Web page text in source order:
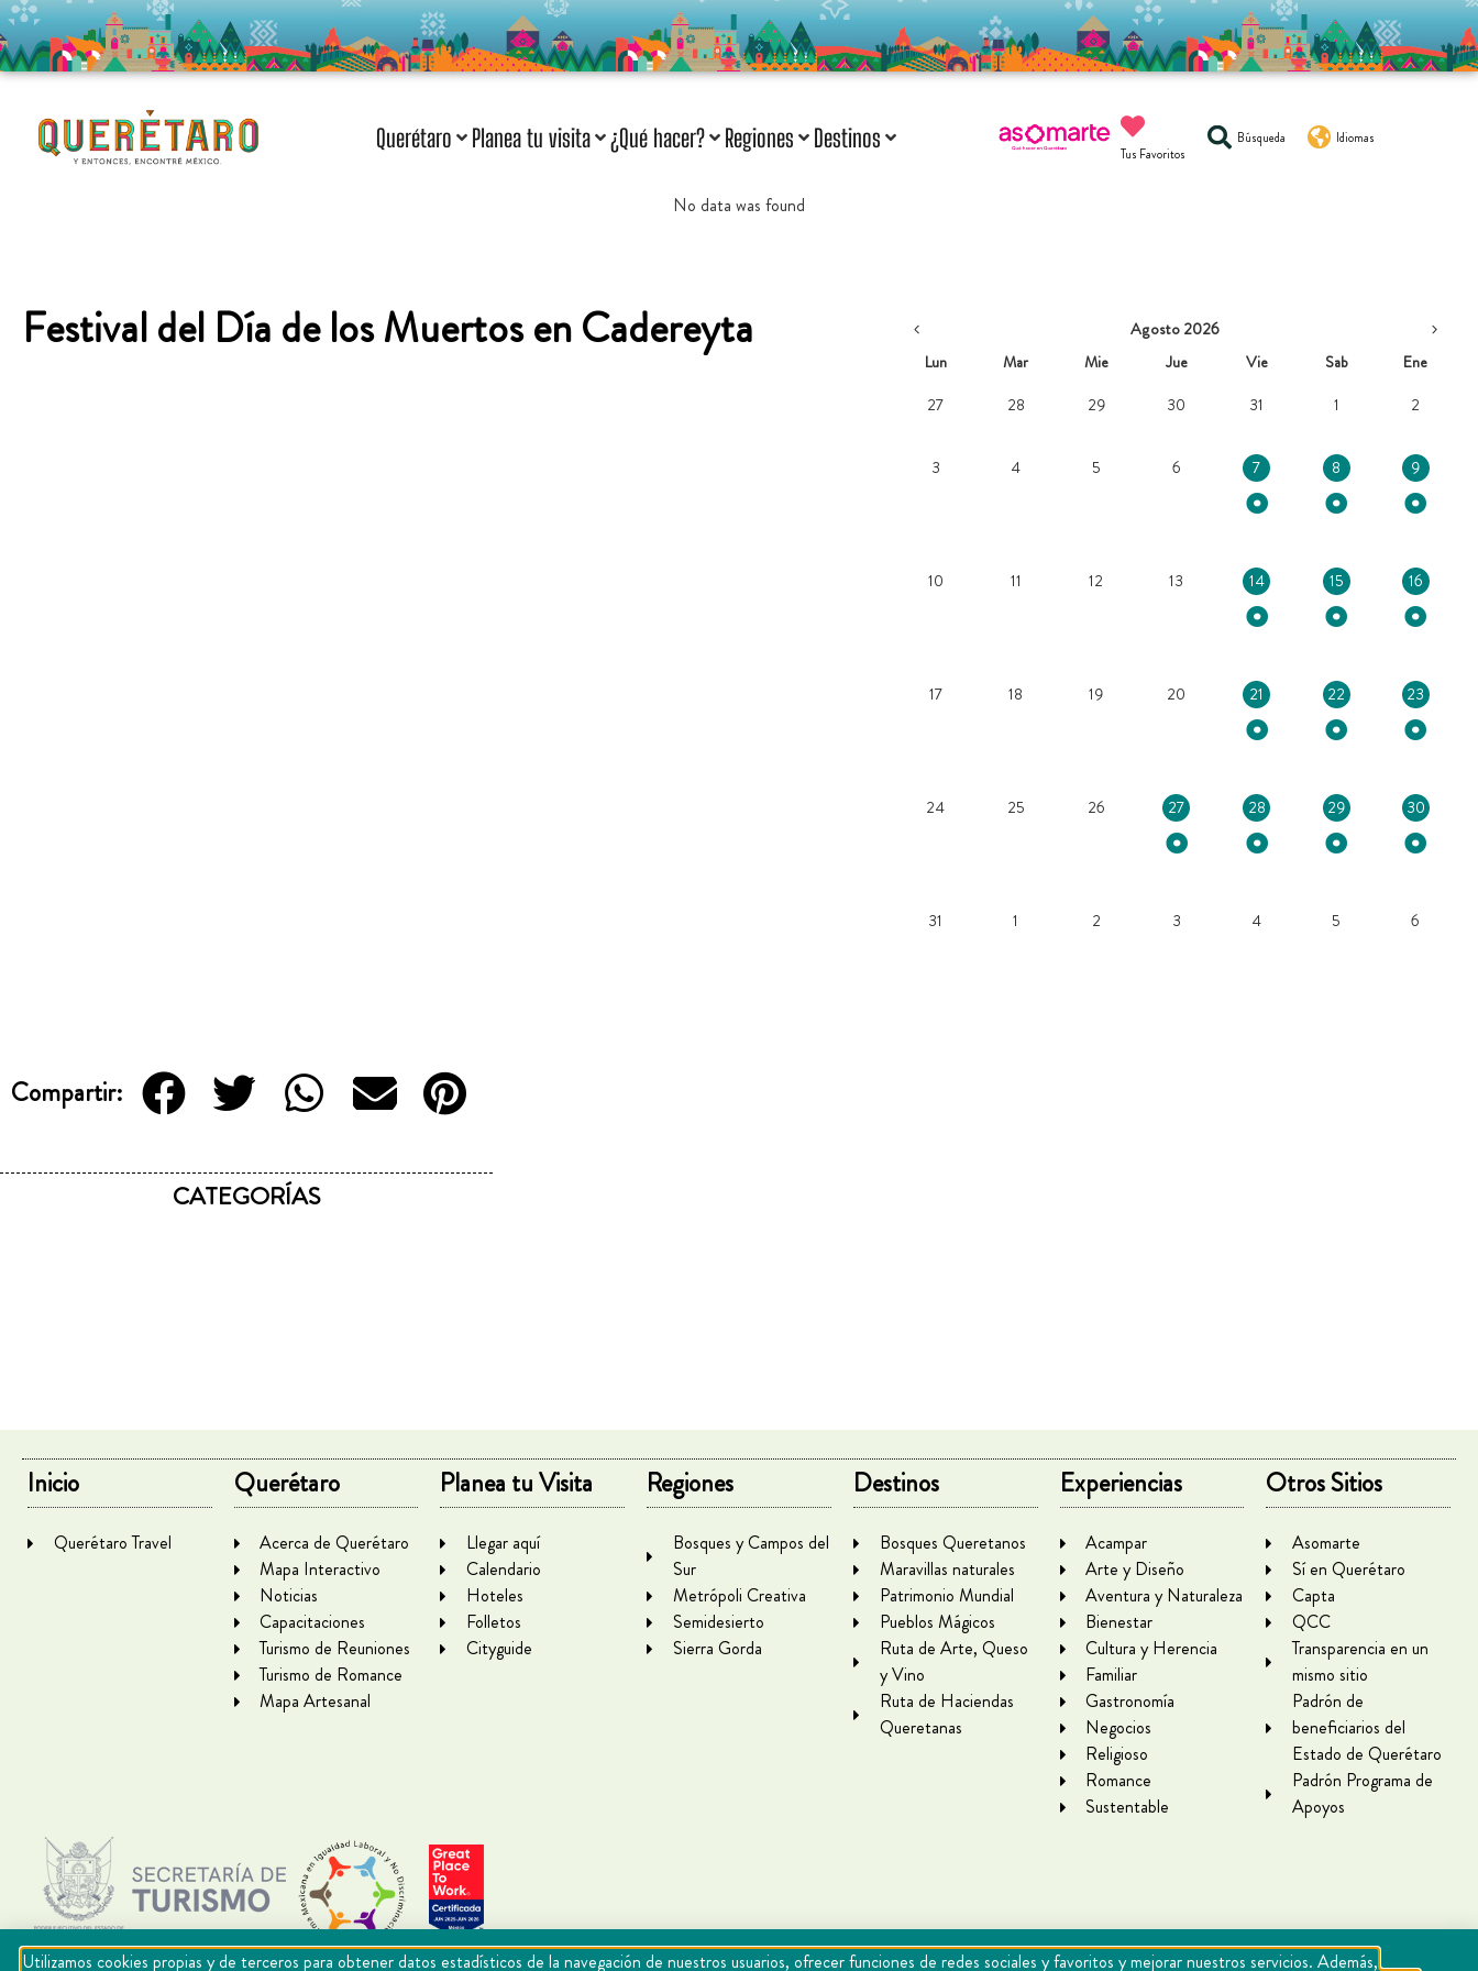
Querétaro Planea tu visita ¿Qué hacer? Regiones Destinos
Tus Favoritos
Búsqueda Idiomas
No data was found
Festival del Día de los Muertos en Cadereyta
Agosto 2026
Lun
Mar Mie Jue Vie Sab
Ene
27
28 29 30 31 1 2
3 4 5 6 7 8 9
10 11 12 13 14 15 16
17 18 19 20 21 22 23
24 25 26 27 28 29 30
31 1 2 3 4 5 6
Compartir:
CATEGORÍAS
Inicio
Querétaro Travel
Querétaro
Acerca de Querétaro
Mapa Interactivo
Noticias
Capacitaciones
Turismo de Reuniones
Turismo de Romance
Mapa Artesanal
Planea tu Visita
Llegar aquí
Calendario
Hoteles
Folletos
Cityguide
Regiones
Bosques y Campos del
Sur
Metrópoli Creativa
Semidesierto
Sierra Gorda
Destinos
Bosques Queretanos
Maravillas naturales
Patrimonio Mundial
Pueblos Mágicos
Ruta de Arte, Queso
y Vino
Ruta de Haciendas
Queretanas
Experiencias
Acampar
Arte y Diseño
Aventura y Naturaleza
Bienestar
Cultura y Herencia
Familiar
Gastronomía
Negocios
Religioso
Romance
Sustentable
Otros Sitios
Asomarte
Sí en Querétaro
Capta
QCC
Transparencia en un
mismo sitio
Padrón de
beneficiarios del
Estado de Querétaro
Padrón Programa de
Apoyos
Utilizamos cookies propias y de terceros para obtener datos estadísticos de la navegación de nuestros usuarios, ofrecer funciones de redes sociales y favoritos y mejorar nuestros servicios. Además,